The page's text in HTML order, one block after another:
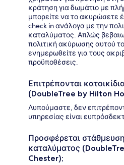
κράτηση για δωμάτιο με
μπορείτε να το ακυρώσετε
check in ανάλογα με την
καταλύματος. Απλώς
πολιτική ακύρωσης αυτού
ενημερωθείτε για τους
προϋποθέσεις.
Επιτρέπονται
(DoubleTree by Hilton
Λυπούμαστε, δεν
υπηρεσίας είναι
Προσφέρεται
καταλύματος
Chester);